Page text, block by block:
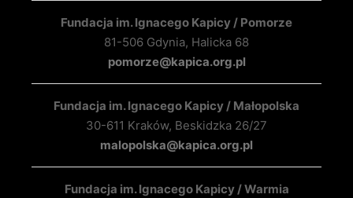
Fundacja im. Ignacego Kapicy / Pomorze
81-506 Gdynia, Halicka 68
pomorze@kapica.org.pl
Fundacja im. Ignacego Kapicy / Małopolska
30-611 Kraków, Beskidzka 26/27
malopolska@kapica.org.pl
Fundacja im. Ignacego Kapicy / Warmia